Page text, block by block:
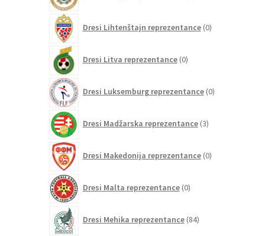
Dresi Lihtenštajn reprezentance 0izdelkov
Dresi Litva reprezentance 0izdelkov
Dresi Luksemburg reprezentance 0izdelkov
Dresi Madžarska reprezentance 3izdelki
Dresi Makedonija reprezentance 0izdelkov
Dresi Malta reprezentance 0izdelkov
Dresi Mehika reprezentance 84izdelkov